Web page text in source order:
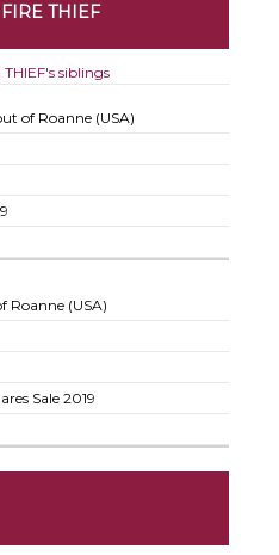
THIEF
THIEF's siblings
of Roanne (USA)
Roanne (USA)
Sale 2019